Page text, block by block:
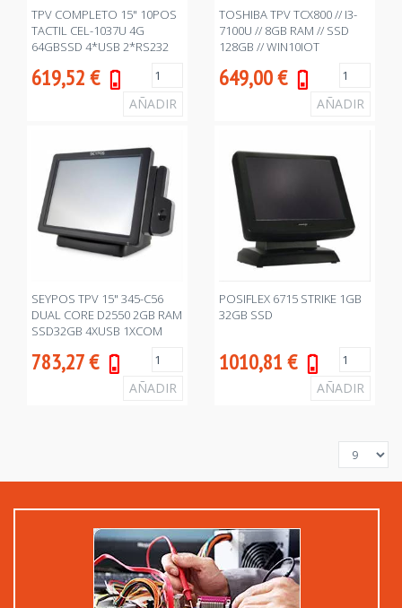
TPV COMPLETO 15" 10POS
TACTIL CEL-1037U 4G
64GBSSD 4*USB 2*RS232
619,52€
TOSHIBA TPV TCX800 // I3-
7100U // 8GB RAM // SSD
128GB // WIN10IOT
649,00€
SEYPOS TPV 15" 345-C56
DUAL CORE D2550 2GB RAM
SSD32GB 4XUSB 1XCOM
783,27€
POSIFLEX 6715 STRIKE 1GB
32GB SSD
1010,81€